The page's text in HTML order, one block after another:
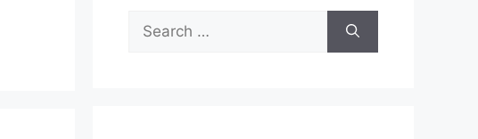
Search
for: